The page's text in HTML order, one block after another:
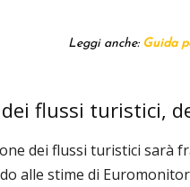
Leggi anche: Guida
flussi turistici,
dei flussi turistici sarà
alle stime di